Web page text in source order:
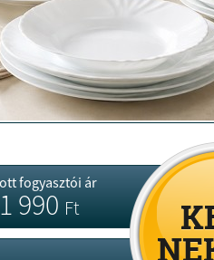
fogyasztói ár
990Ft